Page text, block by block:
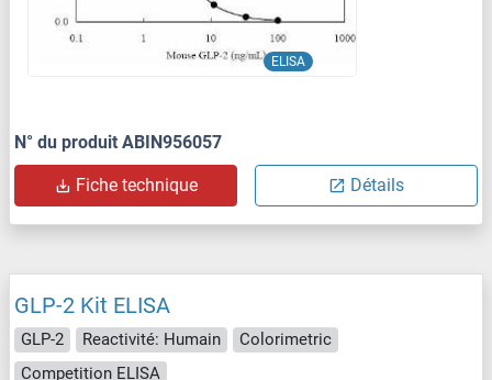
ELISA
N° du produit ABIN956057
Fiche technique Détails
GLP-2 Kit ELISA
GLP-2 Reactivité: Humain
Colorimetric
Competition ELISA